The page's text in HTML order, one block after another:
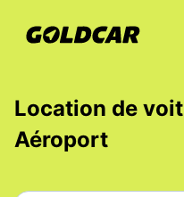
Location de
Aéroport